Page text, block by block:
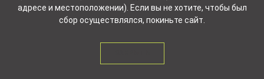
84PZ691TH DAX-DAX R
дивертором, черный матовый
адресе и местоположении). Если вы не хотите, чтобы был
сбор осуществлялся, покиньте сайт.